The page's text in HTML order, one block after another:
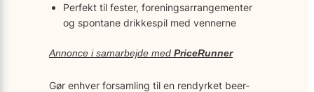
Perfekt til fester, foreningsarrangementer
og spontane drikkespil med vennerne
Annonce i samarbejde med PriceRunner
Gør enhver forsamling til en rendyrket beer-